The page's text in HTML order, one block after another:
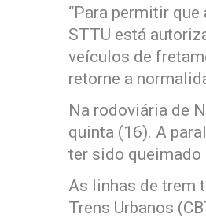
“Para permitir
STTU está
veículos de
retorne a
Na rodoviária de
quinta (16). A
ter sido queimado
As linhas de trem
Trens Urbanos